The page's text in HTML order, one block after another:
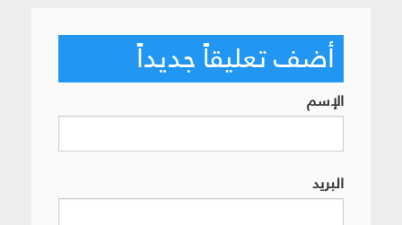
أضف تعليقاً جديداً
الإسم
البريد